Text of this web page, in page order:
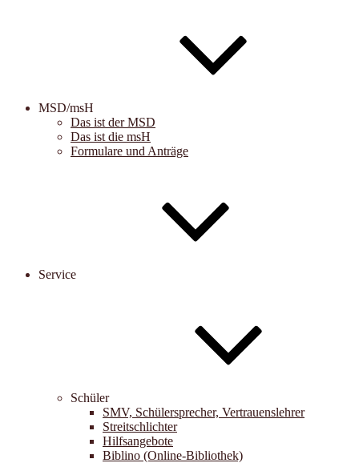
MSD/msH
Das ist der MSD
Das ist die msH
Formulare und Anträge
Service
Schüler
SMV, Schülersprecher, Vertrauenslehrer
Streitschlichter
Hilfsangebote
Biblino (Online-Bibliothek)